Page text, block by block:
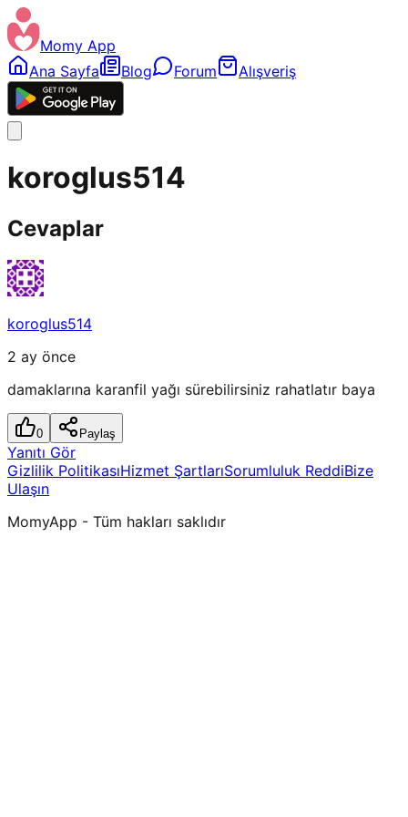
Momy App
Ana Sayfa
Blog Forum Alışveriş
koroglus514
Cevaplar
koroglus514
2 ay önce
damaklarına karanfil yağı sürebilirsiniz rahatlatır baya
0 Paylaş
Yanıtı Gör
Gizlilik PolitikasıHizmet ŞartlarıSorumluluk ReddiBize
Ulaşın
MomyApp - Tüm hakları saklıdır